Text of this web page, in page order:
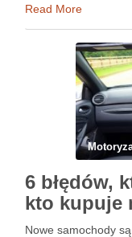
dbałość o stan
Read More
6 błędów,
kto kupuje
Nowe samochody